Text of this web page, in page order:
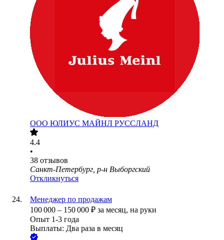
ООО ЮЛИУС МАЙНЛ РУССЛАНД
4.4
•
38 отзывов
Санкт-Петербург, р-н Выборгский
Откликнуться
Менеджер по продажам
100 000 – 150 000 ₽ за месяц, на руки
Опыт 1-3 года
Выплаты: Два раза в месяц